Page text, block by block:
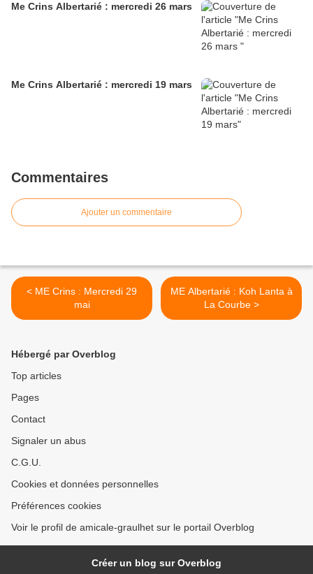
Me Crins Albertarié : mercredi 26 mars
Me Crins Albertarié : mercredi 19 mars
Commentaires
Ajouter un commentaire
< ME Crins : Mercredi 29
mai
ME Albertarié : Koh Lanta à
La Courbe >
Hébergé par Overblog
Top articles
Pages
Contact
Signaler un abus
C.G.U.
Cookies et données personnelles
Préférences cookies
Voir le profil de amicale-graulhet sur le portail Overblog
Créer un blog sur Overblog